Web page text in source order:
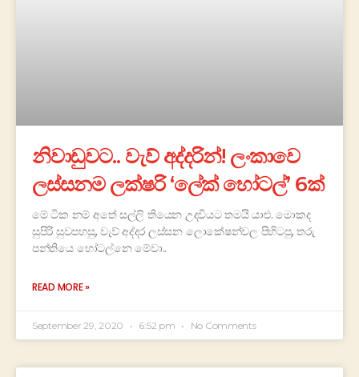
නිවාඩුවට.. වැව් අද්දරින්! ලංකාවෙ
ලස්සනම ලක්ෂරි ‘ලේක් හෝටල්’ 6ක්
මේ ටික නම් අතේ සල්ලි තියෙන උදවියට තමයි යාළු. මොකද
සුපිරි සුවපහසු, වැව් අද්දර ලස්සන ලොකේෂන්වල පිහිටපු, තරු
පන්තියෙ හෝටල්නෙ මේවා..
READ MORE »
September 29, 2020 6:52 pm No Comments